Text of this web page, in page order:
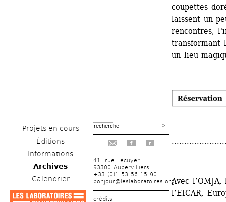
Projets en cours
Éditions
Informations
Archives
Calendrier
f t
41, rue Lécuyer
93300 Aubervilliers
+33 (0)1 53 56 15 90
bonjour@leslaboratoires.org
crédits
coupettes
laissent un
rencontres,
transformant
un lieu
Avec
l’EICAR,